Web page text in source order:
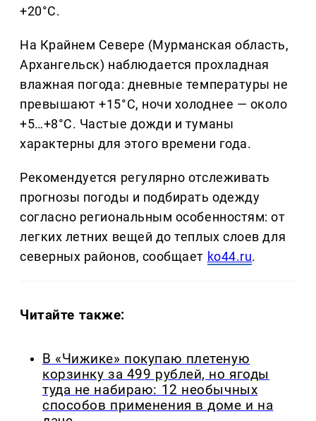
+20°C.
На Крайнем Севере (Мурманская область,
Архангельск) наблюдается прохладная
влажная погода: дневные температуры не
превышают +15°C, ночи холоднее — около
+5…+8°C. Частые дожди и туманы
характерны для этого времени года.
Рекомендуется регулярно отслеживать
прогнозы погоды и подбирать одежду
согласно региональным особенностям: от
легких летних вещей до теплых слоев для
северных районов, сообщает ko44.ru.
Читайте также:
В «Чижике» покупаю плетеную
корзинку за 499 рублей, но ягоды
туда не набираю: 12 необычных
способов применения в доме и на